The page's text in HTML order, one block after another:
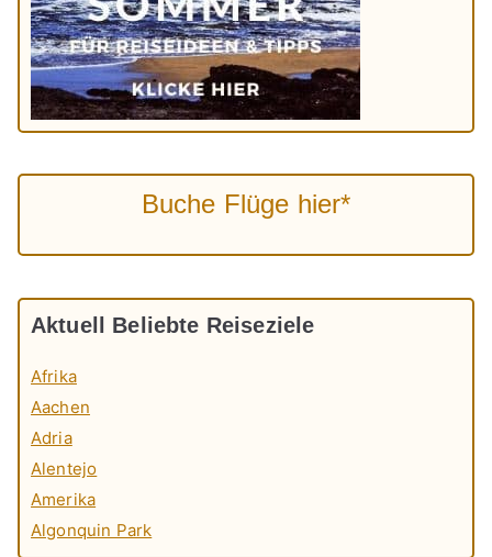
Buche Flüge hier*
Aktuell Beliebte Reiseziele
Afrika
Aachen
Adria
Alentejo
Amerika
Algonquin Park